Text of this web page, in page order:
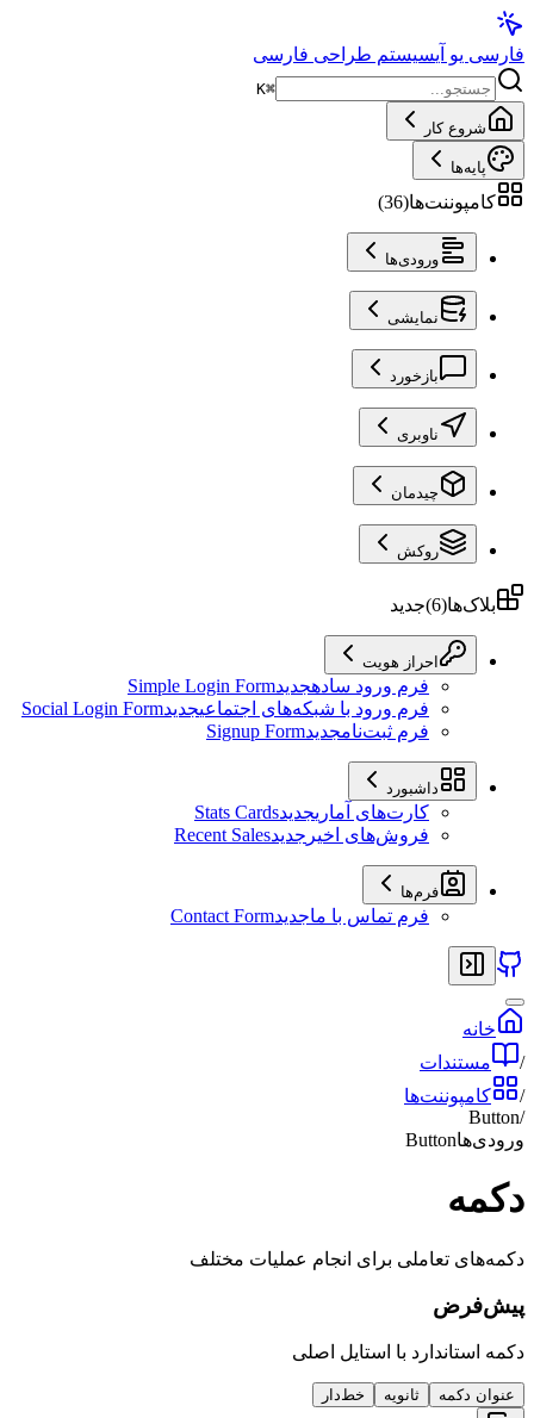
فارسی یو آیسیستم طراحی فارسی
⌘
K
شروع کار
پایه‌ها
کامپوننت‌ها(
36
)
ورودی‌ها
نمایشی
بازخورد
ناوبری
چیدمان
روکش
بلاک‌ها(
6
)جدید
احراز هویت
فرم ورود سادهجدیدSimple Login Form
فرم ورود با شبکه‌های اجتماعیجدیدSocial Login Form
فرم ثبت‌نامجدیدSignup Form
داشبورد
کارت‌های آماریجدیدStats Cards
فروش‌های اخیر جدیدRecent Sales
فرم‌ها
فرم تماس با ماجدیدContact Form
خانه
/
مستندات
/
کامپوننت‌ها
/
Button
ورودی‌هاButton
دکمه
دکمه‌های تعاملی برای انجام عملیات مختلف
پیش‌فرض
دکمه استاندارد با استایل اصلی
عنوان دکمه ثانویه خط‌دار